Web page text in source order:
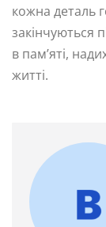
кожна деталь
закінчуються
в пам’яті,
житті.